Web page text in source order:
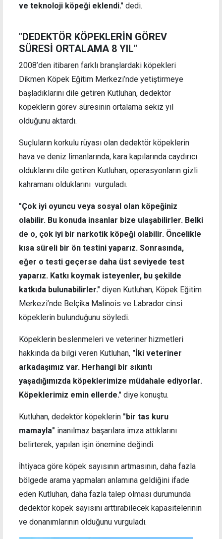
ve teknoloji köpeği eklendi." dedi.
"DEDEKTÖR KÖPEKLERİN GÖREV
SÜRESİ ORTALAMA 8 YIL"
2008’den itibaren farklı branşlardaki köpekleri
Dikmen Köpek Eğitim Merkezi’nde yetiştirmeye
başladıklarını dile getiren Kutluhan, dedektör
köpeklerin görev süresinin ortalama sekiz yıl
olduğunu aktardı.
Suçluların korkulu rüyası olan dedektör köpeklerin
hava ve deniz limanlarında, kara kapılarında caydırıcı
olduklarını dile getiren Kutluhan, operasyonların gizli
kahramanı olduklarını vurguladı.
"Çok iyi oyuncu veya sosyal olan köpeğiniz
olabilir. Bu konuda insanlar bize ulaşabilirler. Belki
de o, çok iyi bir narkotik köpeği olabilir. Öncelikle
kısa süreli bir ön testini yaparız. Sonrasında,
eğer o testi geçerse daha üst seviyede test
yaparız. Katkı koymak isteyenler, bu şekilde
katkıda bulunabilirler." diyen Kutluhan, Köpek Eğitim
Merkezi’nde Belçika Malinois ve Labrador cinsi
köpeklerin bulunduğunu söyledi.
Köpeklerin beslenmeleri ve veteriner hizmetleri
hakkında da bilgi veren Kutluhan, "İki veteriner
arkadaşımız var. Herhangi bir sıkıntı
yaşadığımızda köpeklerimize müdahale ediyorlar.
Köpeklerimiz emin ellerde." diye konuştu.
Kutluhan, dedektör köpeklerin "bir tas kuru
mamayla" inanılmaz başarılara imza attıklarını
belirterek, yapılan işin önemine değindi.
İhtiyaca göre köpek sayısının artmasının, daha fazla
bölgede arama yapmaları anlamına geldiğini ifade
eden Kutluhan, daha fazla talep olması durumunda
dedektör köpek sayısını arttırabilecek kapasitelerinin
ve donanımlarının olduğunu vurguladı.